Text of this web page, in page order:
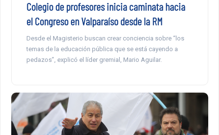
Colegio de profesores inicia caminata hacia
el Congreso en Valparaíso desde la RM
Desde el Magisterio buscan crear conciencia sobre “los
temas de la educación pública que se está cayendo a
pedazos”, explicó el líder gremial, Mario Aguilar.